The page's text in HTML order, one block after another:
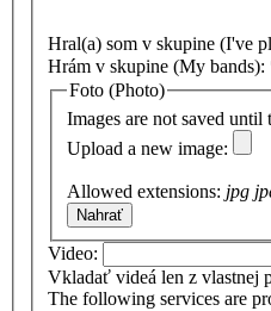
Hral(a) som v skupine (I've
Hrám v skupine (My bands):
Foto (Photo)
Images are not saved until
Upload a new image:
Allowed extensions: jpg
Video:
Vkladať videá len z vlastnej
The following services are